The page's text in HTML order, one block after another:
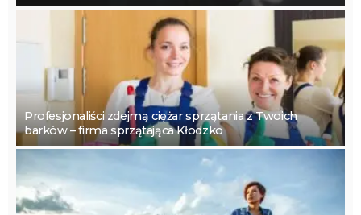
Profesjonaliści zdejmą ciężar sprzątania z Twoich
barków – firma sprzątająca Kłodzko